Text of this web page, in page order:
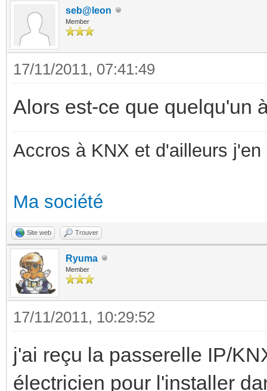
seb@leon
Member
17/11/2011, 07:41:49
Alors est-ce que quelqu'un
Accros à KNX et d'ailleurs
Ma société
Site web Trouver
Ryuma
Member
17/11/2011, 10:29:52
j'ai reçu la passerelle IP/
électricien pour l'installer